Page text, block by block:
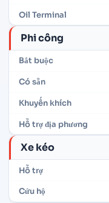
Oil Terminal
Phi công
Bắt buộc
Có sẵn
Khuyến khích
Hỗ trợ địa phương
Xe kéo
Hỗ trợ
Cứu hộ